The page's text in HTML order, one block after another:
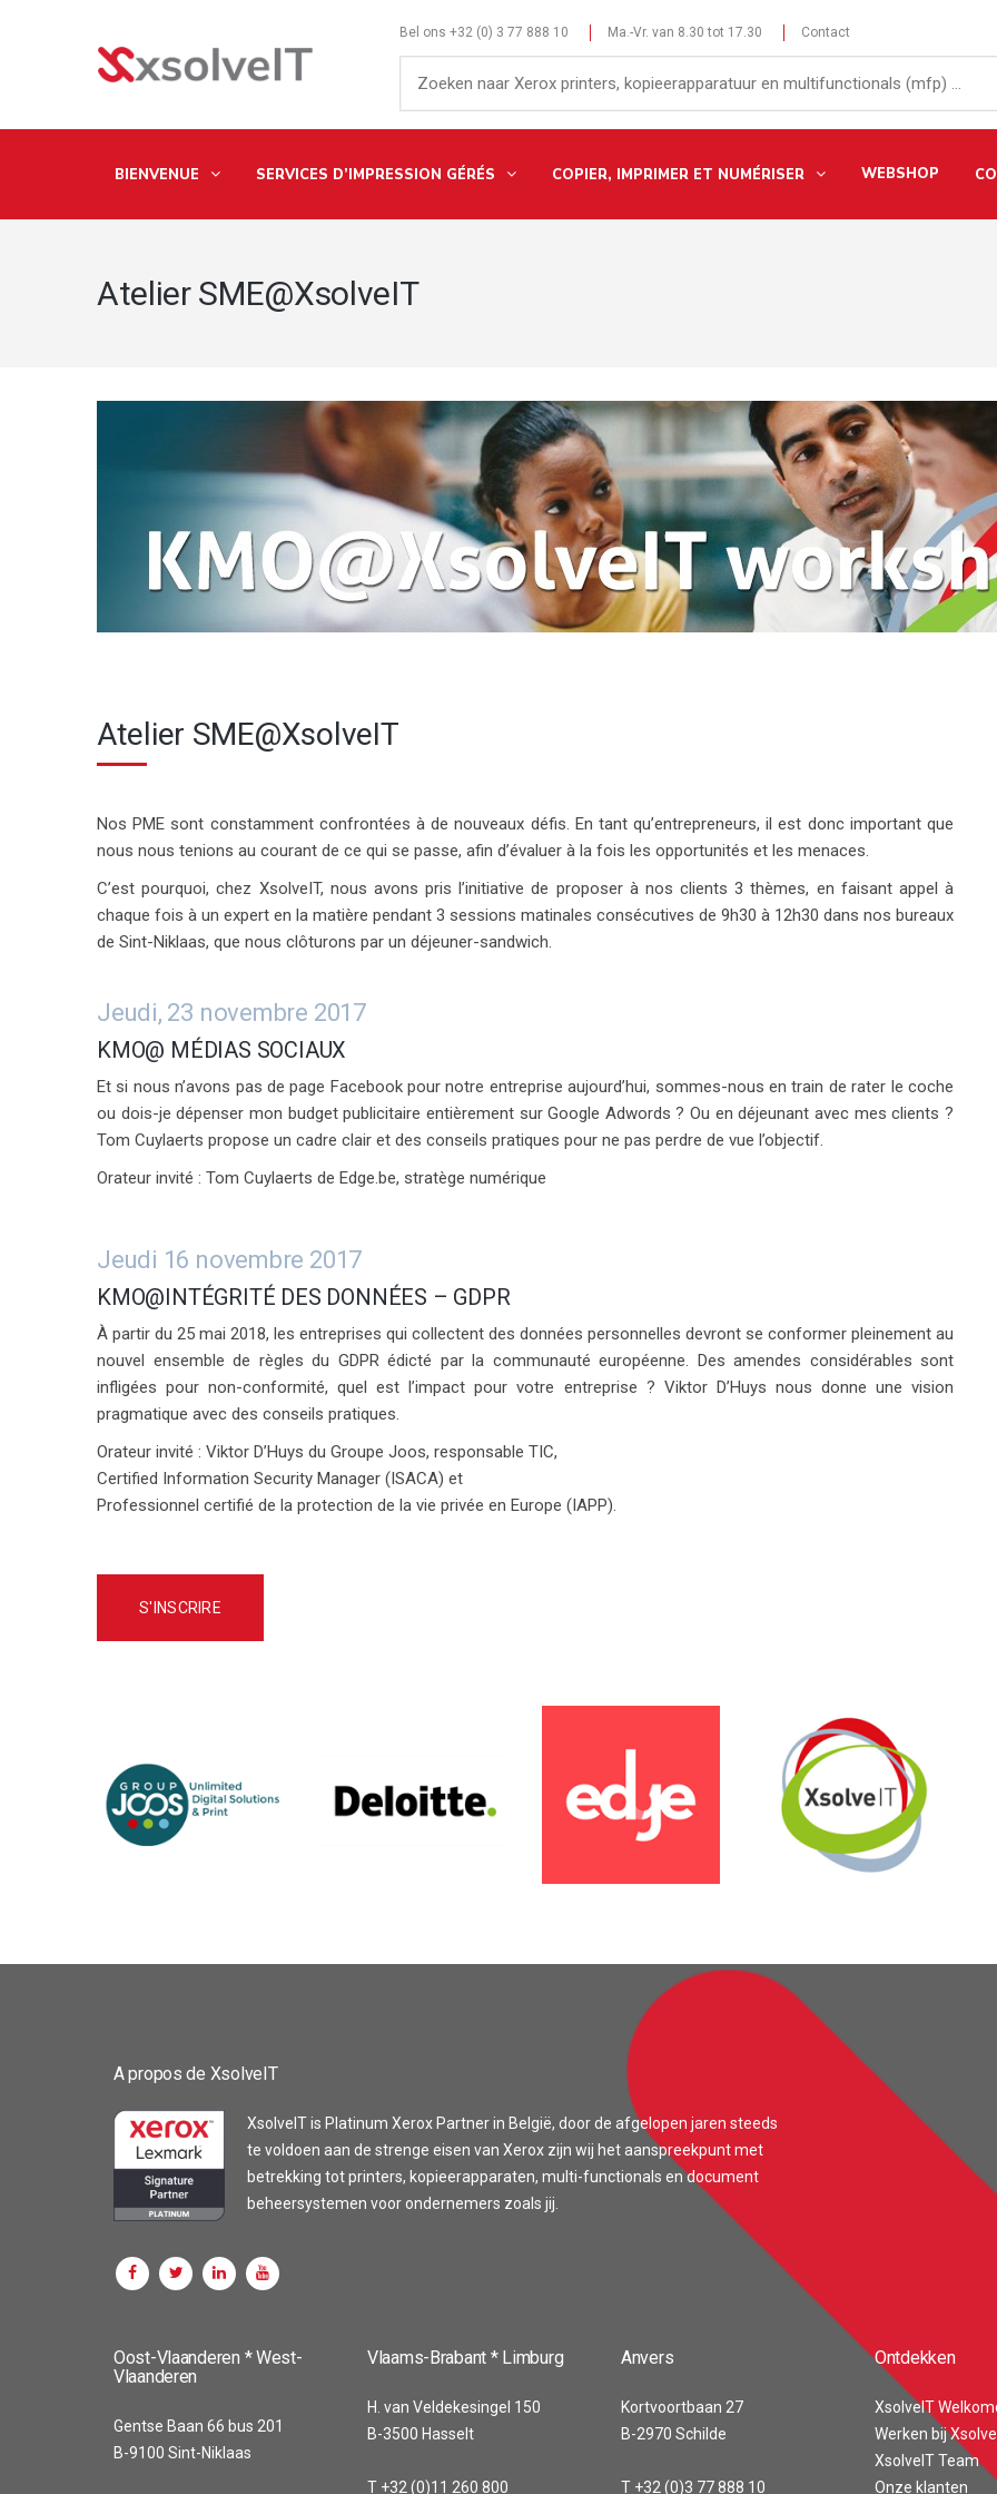
Bel ons +32 (0) 3 77 888 10 Ma.-Vr. van 8.30 tot 17.30 Contact
BIENVENUE SERVICES D’IMPRESSION GÉRÉS COPIER, IMPRIMER ET NUMÉRISER WEBSHOP
Atelier SME@XsolveIT
Atelier SME@XsolveIT
Nos PME sont constamment confrontées à de nouveaux défis. En tant qu’entrepreneurs, il est donc important que
nous nous tenions au courant de ce qui se passe, afin d’évaluer à la fois les opportunités et les menaces.
C’est pourquoi, chez XsolveIT, nous avons pris l’initiative de proposer à nos clients 3 thèmes, en faisant appel à
chaque fois à un expert en la matière pendant 3 sessions matinales consécutives de 9h30 à 12h30 dans nos bureaux
de Sint-Niklaas, que nous clôturons par un déjeuner-sandwich.
Jeudi, 23 novembre 2017
KMO@ MÉDIAS SOCIAUX
Et si nous n’avons pas de page Facebook pour notre entreprise aujourd’hui, sommes-nous en train de rater le coche
ou dois-je dépenser mon budget publicitaire entièrement sur Google Adwords ? Ou en déjeunant avec mes clients ?
Tom Cuylaerts propose un cadre clair et des conseils pratiques pour ne pas perdre de vue l’objectif.
Orateur invité : Tom Cuylaerts de Edge.be, stratège numérique
Jeudi 16 novembre 2017
KMO@INTÉGRITÉ DES DONNÉES – GDPR
À partir du 25 mai 2018, les entreprises qui collectent des données personnelles devront se conformer pleinement au
nouvel ensemble de règles du GDPR édicté par la communauté européenne. Des amendes considérables sont
infligées pour non-conformité, quel est l’impact pour votre entreprise ? Viktor D’Huys nous donne une vision
pragmatique avec des conseils pratiques.
Orateur invité : Viktor D’Huys du Groupe Joos, responsable TIC,
Certified Information Security Manager (ISACA) et
Professionnel certifié de la protection de la vie privée en Europe (IAPP).
S'INSCRIRE
A propos de XsolveIT
XsolveIT is Platinum Xerox Partner in België, door de afgelopen jaren steeds
te voldoen aan de strenge eisen van Xerox zijn wij het aanspreekpunt met
betrekking tot printers, kopieerapparaten, multi-functionals en document
beheersystemen voor ondernemers zoals jij.
Oost-Vlaanderen * West-
Vlaanderen
Gentse Baan 66 bus 201
B-9100 Sint-Niklaas
Vlaams-Brabant * Limburg
H. van Veldekesingel 150
B-3500 Hasselt
T +32 (0)11 260 800
Anvers
Kortvoortbaan 27
B-2970 Schilde
T +32 (0)3 77 888 10
Ontdekken
XsolveIT
Werken bij
XsolveIT Team
Onze klanten
XsolveIT
Recommended on
ProvenExpert.com
4.56 / 5.00